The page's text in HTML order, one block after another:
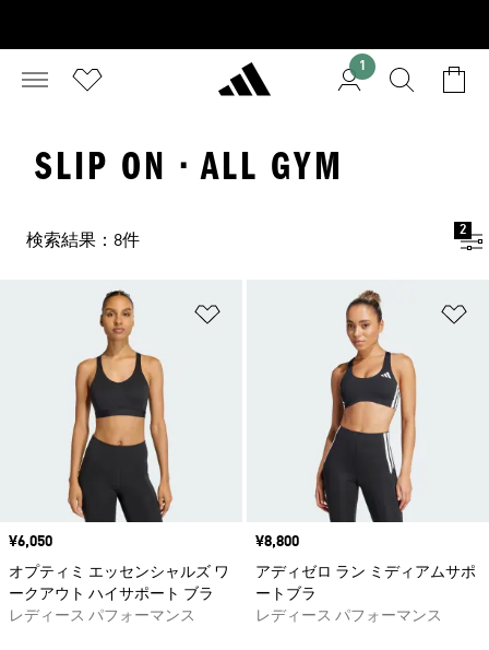
1
SLIP ON · ALL GYM
検索結果：8件
2
ほしいものリストに追加
価格
¥6,050
オプティミ エッセンシャルズ ワ
ークアウト ハイサポート ブラ
レディース パフォーマンス
価格
¥8,800
アディゼロ ラン ミディアムサポ
ートブラ
レディース パフォーマンス